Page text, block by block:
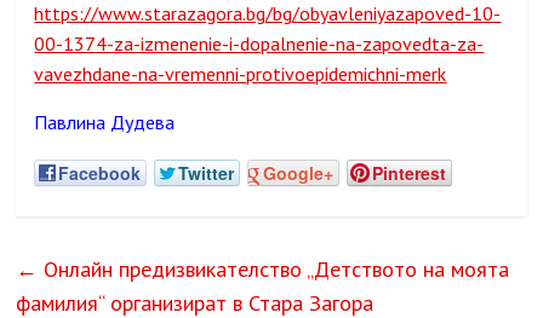
https://www.starazagora.bg/bg/obyavleniyazapoved-10-
00-1374-za-izmenenie-i-dopalnenie-na-zapovedta-za-
vavezhdane-na-vremenni-protivoepidemichni-merk
Павлина Дудева
Facebook Twitter Google+ Pinterest
← Онлайн предизвикателство „Детството на моята
фамилия“ организират в Стара Загора